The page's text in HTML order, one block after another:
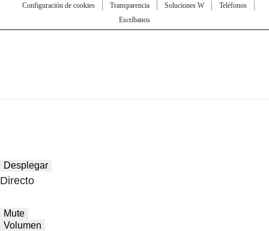
Configuración de cookies
Transparencia Soluciones W
Teléfonos
Escríbanos
Desplegar
Directo
Mute
Volumen